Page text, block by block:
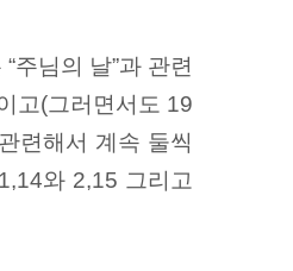
님의 날”과 관련
고(그러면서도 19
련해서 계속 둘씩
와 2,15 그리고